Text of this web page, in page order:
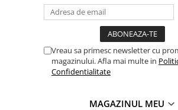
Vreau sa primesc newsletter cu
magazinului. Afla mai multe in
Confidentialitate
MAGAZINUL MEU